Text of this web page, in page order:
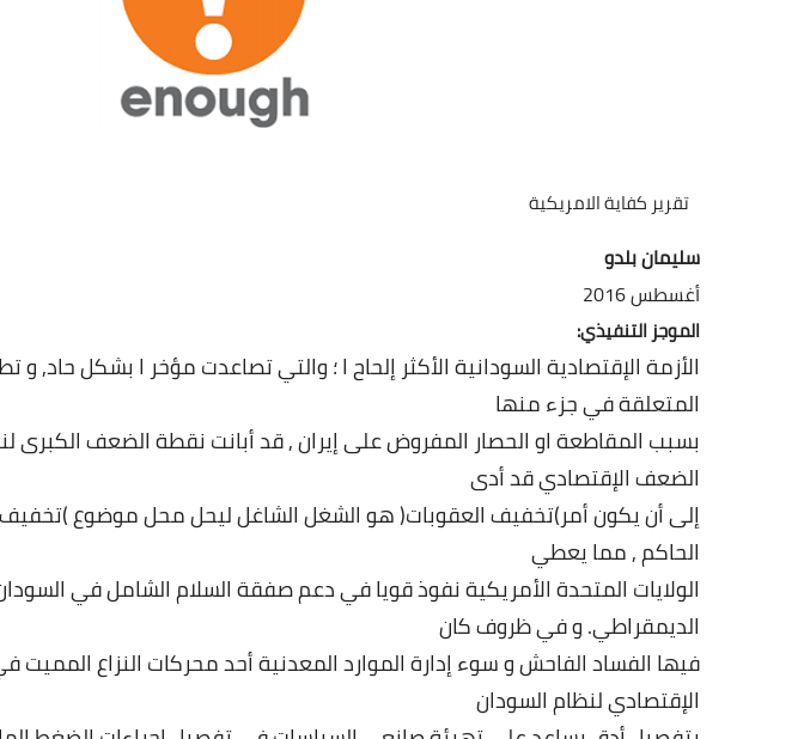
تقرير كفاية الامريكية
سليمانبلدو
أغسطس
الموجزالتنفيذي:
الأزمةالإقتصاديةالسودانيةالأكثر إلحاحا؛والتيتصاعدتمؤخر ا بشكلحاد,و
المتعلقةفيجزءمنها
بسبب المقاطعةاوالحصار المفروضعلىإيران,قدأبانت نقطةالضعفالكبرى
الضعفالإقتصاديقدأدى
إلىأنيكونأمر)تخفيفالعقوبات(هوالشغلالشاغلليحلمحلموضوع)تخفيف
الحاكم,مما يعطي
الولايات المتحدةالأمريكيةنفوذقويافيدعمصفقةالسلامالشاملفي
الديمقراطي.وفيظروفكان
فيها الفسادالفاحشوسوءإدارةالمواردالمعدنيةأحدمحركات النزاعالمميت
الإقتصاديلنظامالسودان